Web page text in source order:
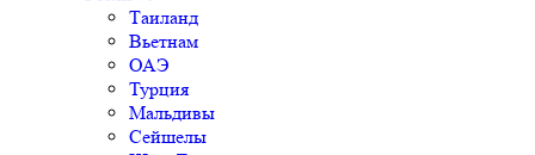
Таиланд
Вьетнам
ОАЭ
Турция
Мальдивы
Сейшелы